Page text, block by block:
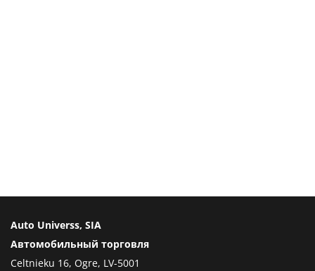
Auto Universs, SIA
Автомобильный торговля
Celtnieku 16, Ogre, LV-5001